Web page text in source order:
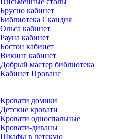
Брусно кабинет
Библиотека Скандия
Ольса кабинет
Рауна кабинет
Бостон кабинет
Викинг кабинет
Добрый мастер библиотека
Кабинет Прованс
Кровати домики
Детские кровати
Кровати односпальные
Кровати-диваны
Шкафы в детскую